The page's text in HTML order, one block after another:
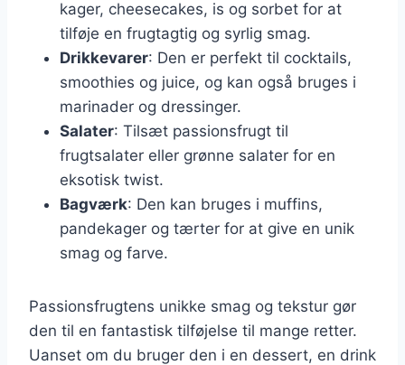
kager, cheesecakes, is og sorbet for at
tilføje en frugtagtig og syrlig smag.
Drikkevarer: Den er perfekt til cocktails,
smoothies og juice, og kan også bruges i
marinader og dressinger.
Salater: Tilsæt passionsfrugt til
frugtsalater eller grønne salater for en
eksotisk twist.
Bagværk: Den kan bruges i muffins,
pandekager og tærter for at give en unik
smag og farve.
Passionsfrugtens unikke smag og tekstur gør
den til en fantastisk tilføjelse til mange retter.
Uanset om du bruger den i en dessert, en drink